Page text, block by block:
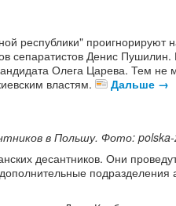
республики"
сепаратистов Денис
Олега Царева. Тем
властям.
Дальше →
в Польшу. Фото:
десантников. Они